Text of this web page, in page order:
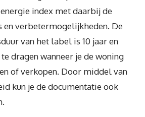
energie index met daarbij de
en verbetermogelijkheden. De
van het label is 10 jaar en
dragen wanneer je de woning
of verkopen. Door middel van
kun je de documentatie ook